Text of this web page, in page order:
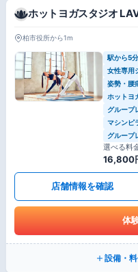
ホットヨガスタジオ
柏市役所から1m
駅から5
女性専用
姿勢・腰
ホットヨ
グループ
マシンピ
グループ
選べる料
16,800
店舗情報を確認
体
設備・